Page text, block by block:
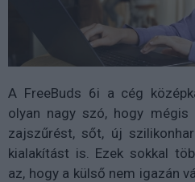
A FreeBuds 6i a cég
olyan nagy szó, hogy
zajszűrést, sőt, új
kialakítást is. Ezek sokkal
az, hogy a külső nem igazán